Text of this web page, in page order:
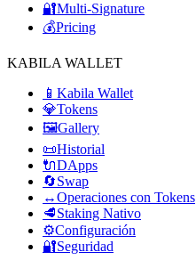
🔐Multi-Signature
💰Pricing
KABILA WALLET
📱 Kabila Wallet
💎Tokens
🖼️Gallery
📜Historial
🔌DApps
🔄Swap
↔️Operaciones con Tokens
🥩Staking Nativo
⚙️Configuración
🔐Seguridad